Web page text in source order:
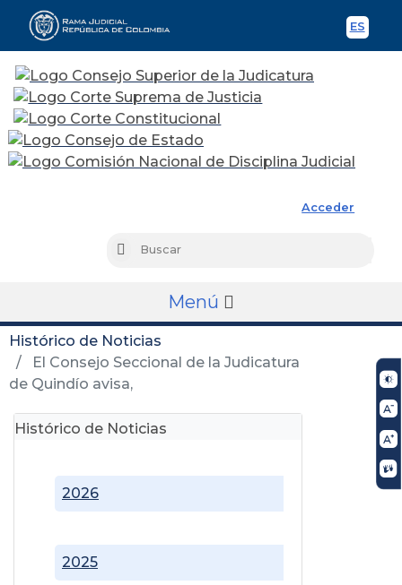
ES
Acceder
Buscar
Menú
Histórico de Noticias
El Consejo Seccional de la Judicatura
de Quindío avisa,
Histórico de Noticias
2025
2026